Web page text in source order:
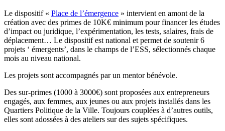
Le dispositif « Place de l’émergence » intervient en amont de la
création avec des primes de 10K€ minimum pour financer les études
d’impact ou juridique, l’expérimentation, les tests, salaires, frais de
déplacement… Le dispositif est national et permet de soutenir 6
projets ‘ émergents’, dans le champs de l’ESS, sélectionnés chaque
mois au niveau national.
Les projets sont accompagnés par un mentor bénévole.
Des sur-primes (1000 à 3000€) sont proposées aux entrepreneurs
engagés, aux femmes, aux jeunes ou aux projets installés dans les
Quartiers Politique de la Ville. Toujours couplées à d’autres outils,
elles sont adossées à des ateliers sur des sujets spécifiques.